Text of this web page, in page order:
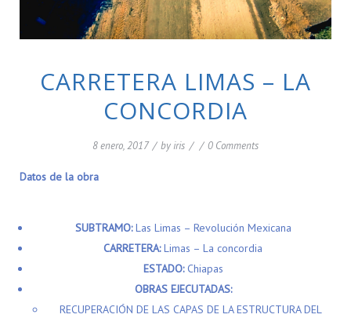
CARRETERA LIMAS – LA
CONCORDIA
8 enero, 2017 / by iris / / 0 Comments
Datos de la obra
SUBTRAMO:Las Limas – Revolución Mexicana
CARRETERA:Limas – La concordia
ESTADO:Chiapas
OBRAS EJECUTADAS:
RECUPERACIÓN DE LAS CAPAS DE LA ESTRUCTURA DEL